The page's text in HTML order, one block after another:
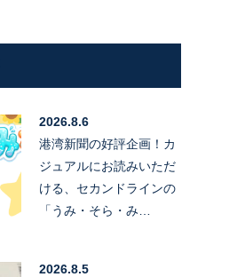
2026.8.6
港湾新聞の好評企画！カ
ジュアルにお読みいただ
ける、セカンドラインの
「うみ・そら・み…
2026.8.5